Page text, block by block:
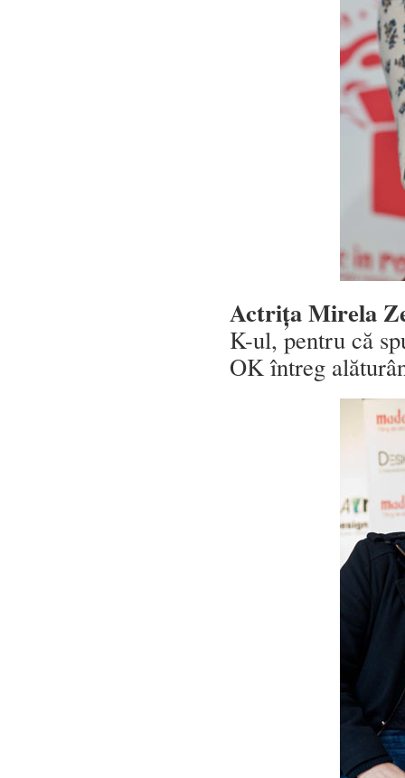
Actrița Mirela
K-ul, pentru că
OK întreg